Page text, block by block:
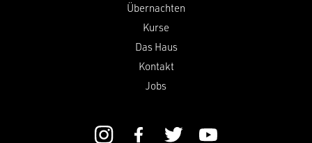
Übernachten
Kurse
Das Haus
Kontakt
Jobs